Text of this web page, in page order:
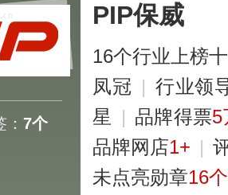
7个
PIP保威
16个行业上榜
凤冠 | 行业领
星
| 品牌得票5
品牌网店1+ |
未点亮勋章16个